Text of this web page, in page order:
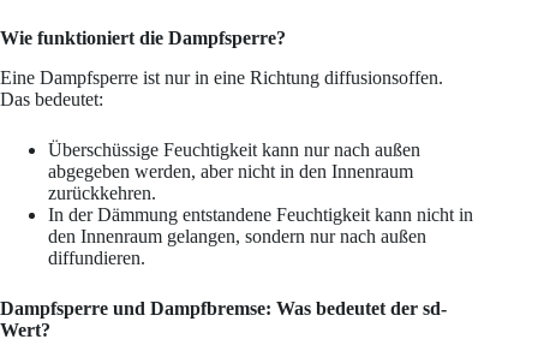
Wie funktioniert die Dampfsperre?
Eine Dampfsperre ist nur in eine Richtung diffusionsoffen.
Das bedeutet:
Überschüssige Feuchtigkeit kann nur nach außen
abgegeben werden, aber nicht in den Innenraum
zurückkehren.
In der Dämmung entstandene Feuchtigkeit kann nicht in
den Innenraum gelangen, sondern nur nach außen
diffundieren.
Dampfsperre und Dampfbremse: Was bedeutet der sd-
Wert?